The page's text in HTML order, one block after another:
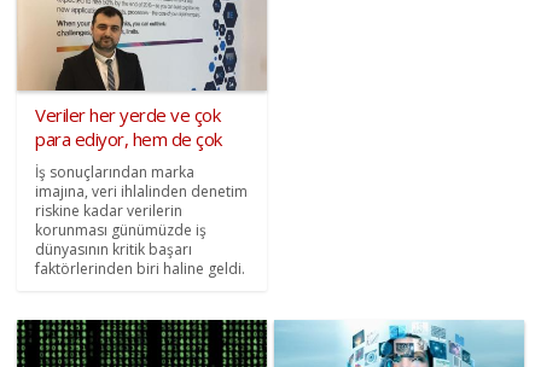
Veriler her yerde ve çok
para ediyor, hem de çok
İş sonuçlarından marka
imajına, veri ihlalinden denetim
riskine kadar verilerin
korunması günümüzde iş
dünyasının kritik başarı
faktörlerinden biri haline geldi.